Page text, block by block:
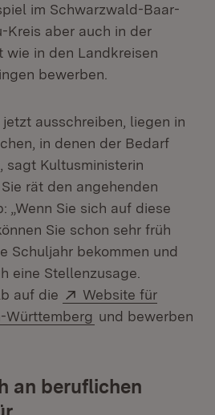
im Schwarzwald-Baar-
Kreis aber auch in der
wie in den Landkreisen
bewerben.
jetzt ausschreiben, liegen in
in denen der Bedarf
sagt Kultusministerin
. Sie rät den angehenden
„Wenn Sie sich auf diese
Sie schon sehr früh
Schuljahr bekommen und
eine Stellenzusage.
auf die
Extern:
Website für
Württemberg (Öffnet in neuem
und bewerben
an beruflichen